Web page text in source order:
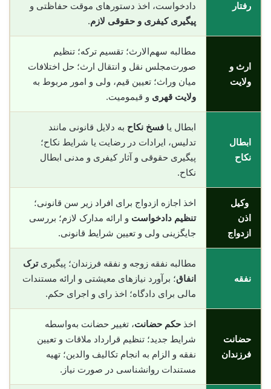
رفتار
دادخواست، اخذ دستورهای موقت حفاظتی و
پیگیری کیفری و حقوقی لازم.
ارث و
ولایت
مطالبه سهم‌الارث؛ تقسیم ترکه؛ تنظیم
صورت‌مجلس نقل و انتقال ارث؛ حل اختلافات
میان وراث؛ تعیین قیم، ولی و امور مربوط به
ولایت قهری و قیمومیت.
ابطال
نکاح
ابطال یا فسخ نکاح به دلایل قانونی مانند
تدلیس، ایرادات در رضایت یا شرایط نکاح؛
پیگیری حقوقی و آثار کیفری و مدنی ابطال
نکاح.
وکیل
اذن
ازدواج
اخذ اجازه ازدواج برای افراد زیر سن قانونی؛
تنظیم دادخواست و ارائه مدارک لازم؛ بررسی
جایگزینی ولی و تعیین شرایط قانونی.
نفقه
مطالبه نفقه زوجه و نفقه فرزندان؛ پیگیریترک
انفاق؛ برآورد نیازهای معیشتی و ارائه مستندات
مالی برای دادگاه؛ اخذ رای و اجرای حکم.
حضانت
فرزندان
اخذ حکم حضانت، تغییر حضانت به‌واسطه
شرایط جدید؛ تنظیم قرارداد ملاقات و تعیین
نفقه و الزام به انجام تکالیف والدین؛ تهیه
مستندات روانشناسی در صورت نیاز.